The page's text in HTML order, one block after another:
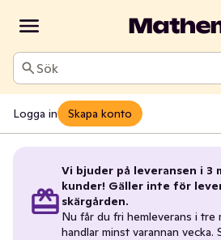
Sök
Logga in Skapa konto
Vi bjuder på leveransen i 3
kunder! Gäller inte för
skärgården.
Nu får du fri hemleverans i tre
handlar minst varannan vecka.